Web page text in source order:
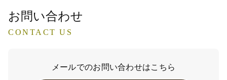
お問い合わせ
CONTACT US
メールでのお問い合わせはこちら